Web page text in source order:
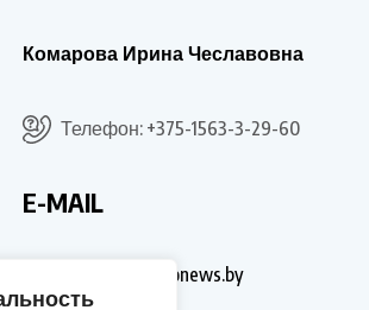
Комарова Ирина Чеславовна
Телефон: +375-1563-3-29-60
E-MAIL
drgp@diatlovonews.by